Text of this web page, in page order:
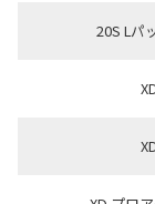
20S Lパ